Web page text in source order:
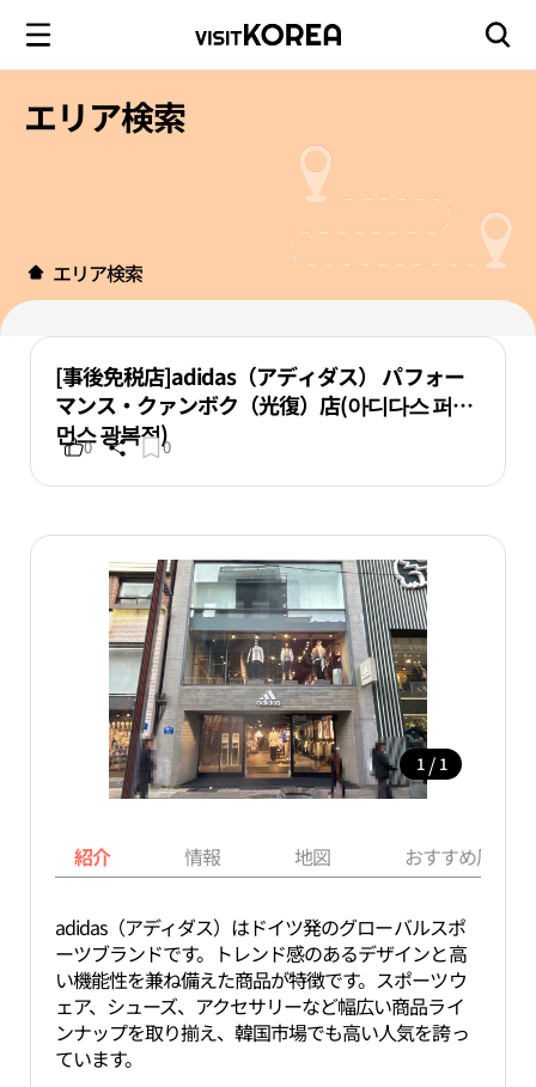
エリア検索
エリア検索
[事後免税店]adidas（アディダス） パフォー
マンス・クァンボク（光復）店(아디다스 퍼포
먼스 광복점)
0 0
1 / 1
紹介 情報 地図 おすすめ周辺
adidas（アディダス）はドイツ発のグローバルスポ
ーツブランドです。トレンド感のあるデザインと高
い機能性を兼ね備えた商品が特徴です。スポーツウ
ェア、シューズ、アクセサリーなど幅広い商品ライ
ンナップを取り揃え、韓国市場でも高い人気を誇っ
ています。